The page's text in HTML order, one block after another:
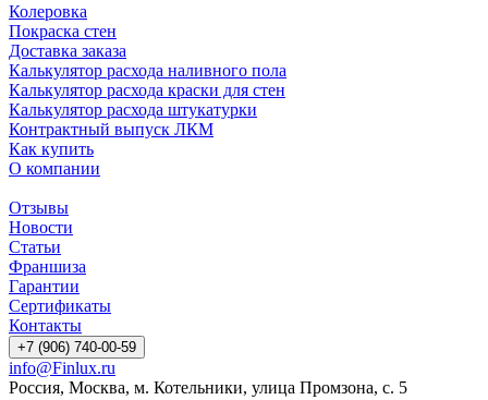
Колеровка
Покраска стен
Доставка заказа
Калькулятор расхода наливного пола
Калькулятор расхода краски для стен
Калькулятор расхода штукатурки
Контрактный выпуск ЛКМ
Как купить
О компании
Отзывы
Новости
Статьи
Франшиза
Гарантии
Сертификаты
Контакты
+7 (906) 740-00-59
info@Finlux.ru
Россия, Москва, м. Котельники, улица Промзона, с. 5